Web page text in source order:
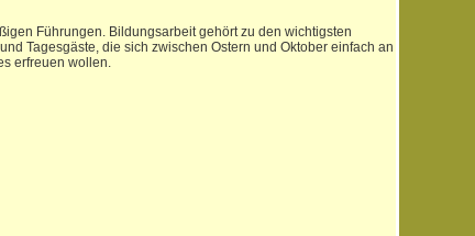
Führungen. Bildungsarbeit gehört zu den wichtigsten
Tagesgäste, die sich zwischen Ostern und Oktober einfach an
erfreuen wollen.